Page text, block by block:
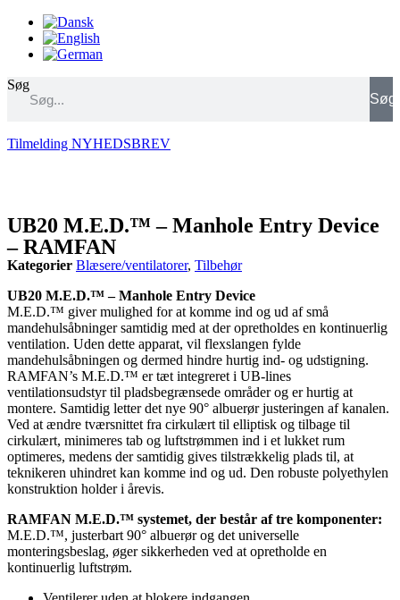
Søg
Søg
Tilmelding NYHEDSBREV
UB20 M.E.D.™ – Manhole Entry Device
– RAMFAN
Kategorier Blæsere/ventilatorer, Tilbehør
UB20 M.E.D.™ – Manhole Entry Device
M.E.D.™ giver mulighed for at komme ind og ud af små
mandehulsåbninger samtidig med at der opretholdes en kontinuerlig
ventilation. Uden dette apparat, vil flexslangen fylde
mandehulsåbningen og dermed hindre hurtig ind- og udstigning.
RAMFAN’s M.E.D.™ er tæt integreret i UB-lines
ventilationsudstyr til pladsbegrænsede områder og er hurtig at
montere. Samtidig letter det nye 90° albuerør justeringen af kanalen.
Ved at ændre tværsnittet fra cirkulært til elliptisk og tilbage til
cirkulært, minimeres tab og luftstrømmen ind i et lukket rum
optimeres, medens der samtidig gives tilstrækkelig plads til, at
teknikeren uhindret kan komme ind og ud. Den robuste polyethylen
konstruktion holder i årevis.
RAMFAN M.E.D.™ systemet, der består af tre komponenter:
M.E.D.™, justerbart 90° albuerør og det universelle
monteringsbeslag, øger sikkerheden ved at opretholde en
kontinuerlig luftstrøm.